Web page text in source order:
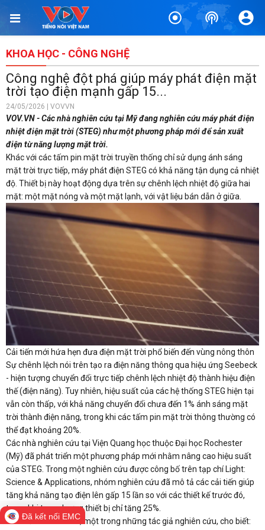
KHOA HỌC - CÔNG NGHỆ
Công nghệ đột phá giúp máy phát điện mặt
trời tạo điện mạnh gấp 15...
24/05/2026 | VOVVN
VOV.VN - Các nhà nghiên cứu tại Mỹ đang nghiên cứu máy phát điện
nhiệt điện mặt trời (STEG) như một phương pháp mới để sản xuất
điện từ năng lượng mặt trời.
Khác với các tấm pin mặt trời truyền thống chỉ sử dụng ánh sáng
mặt trời trực tiếp, máy phát điện STEG có khả năng tận dụng cả nhiệt
độ. Thiết bị này hoạt động dựa trên sự chênh lệch nhiệt độ giữa hai
mặt: một mặt nóng và một mặt lạnh, với vật liệu bán dẫn ở giữa.
Cải tiến mới hứa hẹn đưa điện mặt trời phổ biến đến vùng nông thôn
Sự chênh lệch nói trên tạo ra điện năng thông qua hiệu ứng Seebeck
- hiện tượng chuyển đổi trực tiếp chênh lệch nhiệt độ thành hiệu điện
thế (điện năng). Tuy nhiên, hiệu suất của các hệ thống STEG hiện tại
vẫn còn thấp, với khả năng chuyển đổi chưa đến 1% ánh sáng mặt
trời thành điện năng, trong khi các tấm pin mặt trời thông thường có
thể đạt khoảng 20%.
Các nhà nghiên cứu tại Viện Quang học thuộc Đại học Rochester
(Mỹ) đã phát triển một phương pháp mới nhằm nâng cao hiệu suất
của STEG. Trong một nghiên cứu được công bố trên tạp chí Light:
Science & Applications, nhóm nghiên cứu đã mô tả các cải tiến giúp
tăng khả năng tạo điện lên gấp 15 lần so với các thiết kế trước đó,
trong khi trọng lượng thiết bị chỉ tăng 25%.
Giáo sư Chunlei Guo, một trong những tác giả nghiên cứu, cho biết:
Đã kết nối EMC